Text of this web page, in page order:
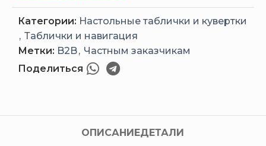
Категории: Настольные таблички и кувертки
, Таблички и навигация
Метки: B2B, Частным заказчикам
Поделиться
ОПИСАНИЕДЕТАЛИ